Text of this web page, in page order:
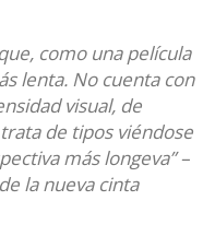
como una película
lenta. No cuenta con
visual, de
trata de tipos viéndose
más longeva” –
la nueva cinta